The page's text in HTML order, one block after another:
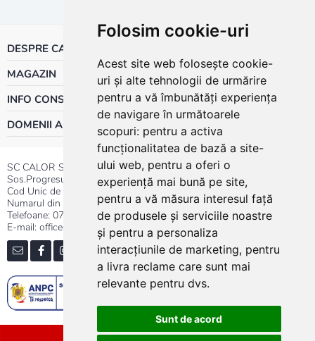
Folosim cookie-uri
Acest site web folosește cookie-
uri și alte tehnologii de urmărire
pentru a vă îmbunătăți experiența
de navigare în următoarele
scopuri: pentru a activa
funcționalitatea de bază a site-
ului web, pentru a oferi o
experiență mai bună pe site,
pentru a vă măsura interesul față
de produsele și serviciile noastre
și pentru a personaliza
interacțiunile de marketing, pentru
a livra reclame care sunt mai
relevante pentru dvs.
Sunt de acord
DESPRE CALOR
MAGAZIN
INFO CONSUMATOR
DOMENII ACTIVITATE
SC CALOR SRL
Sos.Progresului nr.30-40, Sector 5, Bucuresti
Cod Unic de Inregistrare: RO 3004724
Numarul din Registrul Comertului:J40/13176/1991
Telefoane: 0737.23.44.44|021.411.44.44
E-mail: office@calor.ro